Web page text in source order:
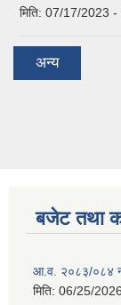
मिति: 07/17/2023 -
अन्य
बजेट तथा
आ.व. २०८३/०८४
मिति: 06/25/